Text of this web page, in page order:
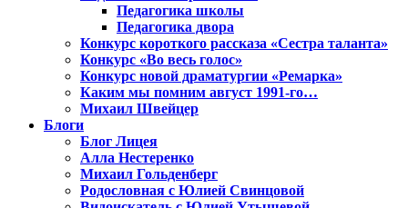
Педагогика школы
Педагогика двора
Конкурс короткого рассказа «Сестра таланта»
Конкурс «Во весь голос»
Конкурс новой драматургии «Ремарка»
Каким мы помним август 1991-го…
Михаил Швейцер
Блоги
Блог Лицея
Алла Нестеренко
Михаил Гольденберг
Родословная с Юлией Свинцовой